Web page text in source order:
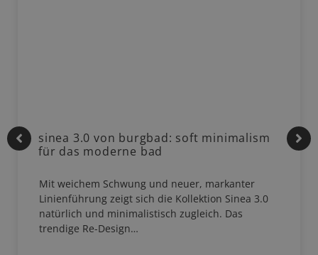
sinea 3.0 von burgbad: soft minimalism
für das moderne bad
Mit weichem Schwung und neuer, markanter
Linienführung zeigt sich die Kollektion Sinea 3.0
natürlich und minimalistisch zugleich. Das
trendige Re-Design…